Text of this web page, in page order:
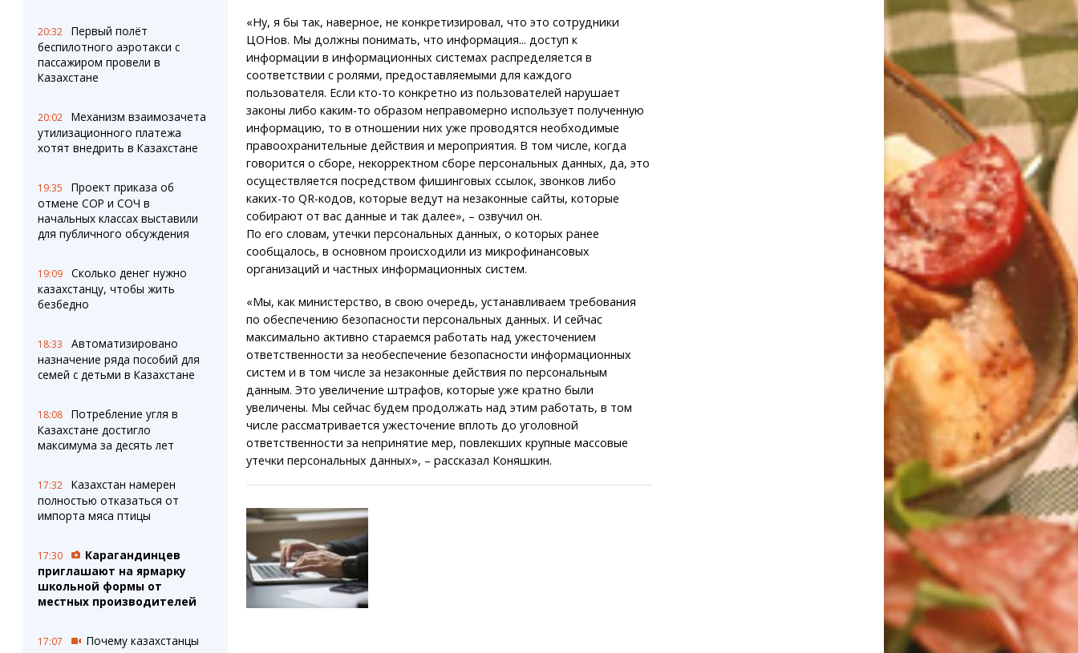
20:32
Первый полёт
беспилотного аэротакси с
пассажиром провели в
Казахстане
20:02
Механизм взаимозачета
утилизационного платежа
хотят внедрить в Казахстане
19:35
Проект приказа об
отмене СОР и СОЧ в
начальных классах выставили
для публичного обсуждения
19:09
Сколько денег нужно
казахстанцу, чтобы жить
безбедно
18:33
Автоматизировано
назначение ряда пособий для
семей с детьми в Казахстане
18:08
Потребление угля в
Казахстане достигло
максимума за десять лет
17:32
Казахстан намерен
полностью отказаться от
импорта мяса птицы
17:30
Карагандинцев
приглашают на ярмарку
школьной формы от
местных производителей
17:07
Почему казахстанцы
«Ну, я бы так, наверное, не конкретизировал, что это сотрудники
ЦОНов. Мы должны понимать, что информация... доступ к
информации в информационных системах распределяется в
соответствии с ролями, предоставляемыми для каждого
пользователя. Если кто-то конкретно из пользователей нарушает
законы либо каким-то образом неправомерно использует полученную
информацию, то в отношении них уже проводятся необходимые
правоохранительные действия и мероприятия. В том числе, когда
говорится о сборе, некорректном сборе персональных данных, да, это
осуществляется посредством фишинговых ссылок, звонков либо
каких-то QR-кодов, которые ведут на незаконные сайты, которые
собирают от вас данные и так далее», – озвучил он.
По его словам, утечки персональных данных, о которых ранее
сообщалось, в основном происходили из микрофинансовых
организаций и частных информационных систем.
«Мы, как министерство, в свою очередь, устанавливаем требования
по обеспечению безопасности персональных данных. И сейчас
максимально активно стараемся работать над ужесточением
ответственности за необеспечение безопасности информационных
систем и в том числе за незаконные действия по персональным
данным. Это увеличение штрафов, которые уже кратно были
увеличены. Мы сейчас будем продолжать над этим работать, в том
числе рассматривается ужесточение вплоть до уголовной
ответственности за непринятие мер, повлекших крупные массовые
утечки персональных данных», – рассказал Коняшкин.